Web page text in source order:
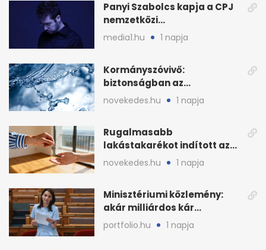
Panyi Szabolcs kapja a CPJ
nemzetközi
sajtószabadság-díját
media1.hu 1 napja
Kormányszóvivő:
biztonságban az
ivóvízkészlet, nincs
stratégiai vízhiány
novekedes.hu 1 napja
Rugalmasabb
lakástakarékot indított az
OTP: két köztes kilépéssel
novekedes.hu 1 napja
Minisztériumi közlemény:
akár milliárdos kár
fenyegette Budapest fáit
portfolio.hu 1 napja